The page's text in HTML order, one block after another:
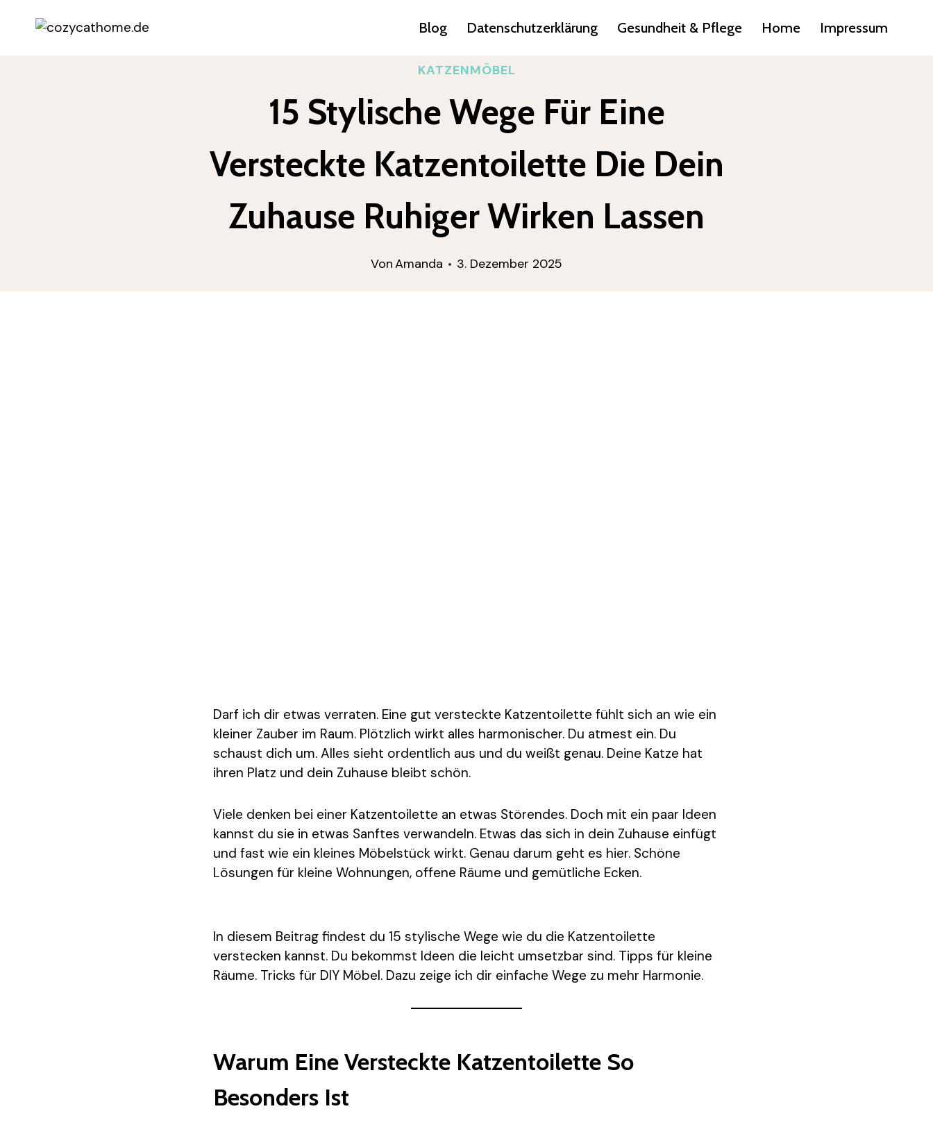
Blog Datenschutzerklärung Gesundheit & Pflege Home Impressum
KATZENMÖBEL
15 Stylische Wege Für Eine
Versteckte Katzentoilette Die Dein
Zuhause Ruhiger Wirken Lassen
VonAmanda 3. Dezember 2025
Darf ich dir etwas verraten. Eine gut versteckte Katzentoilette fühlt sich an wie ein
kleiner Zauber im Raum. Plötzlich wirkt alles harmonischer. Du atmest ein. Du
schaust dich um. Alles sieht ordentlich aus und du weißt genau. Deine Katze hat
ihren Platz und dein Zuhause bleibt schön.
Viele denken bei einer Katzentoilette an etwas Störendes. Doch mit ein paar Ideen
kannst du sie in etwas Sanftes verwandeln. Etwas das sich in dein Zuhause einfügt
und fast wie ein kleines Möbelstück wirkt. Genau darum geht es hier. Schöne
Lösungen für kleine Wohnungen, offene Räume und gemütliche Ecken.
In diesem Beitrag findest du 15 stylische Wege wie du die Katzentoilette
verstecken kannst. Du bekommst Ideen die leicht umsetzbar sind. Tipps für kleine
Räume. Tricks für DIY Möbel. Dazu zeige ich dir einfache Wege zu mehr Harmonie.
Warum Eine Versteckte Katzentoilette So
Besonders Ist